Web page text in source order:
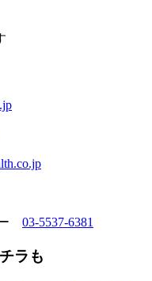
ー 03-5537-6381
ラも